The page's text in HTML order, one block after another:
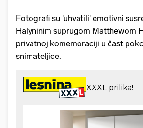
Fotografi su 'uhvatili' emotivni
Halyninim suprugom Matthewom
privatnoj komemoraciji u čast
snimateljice.